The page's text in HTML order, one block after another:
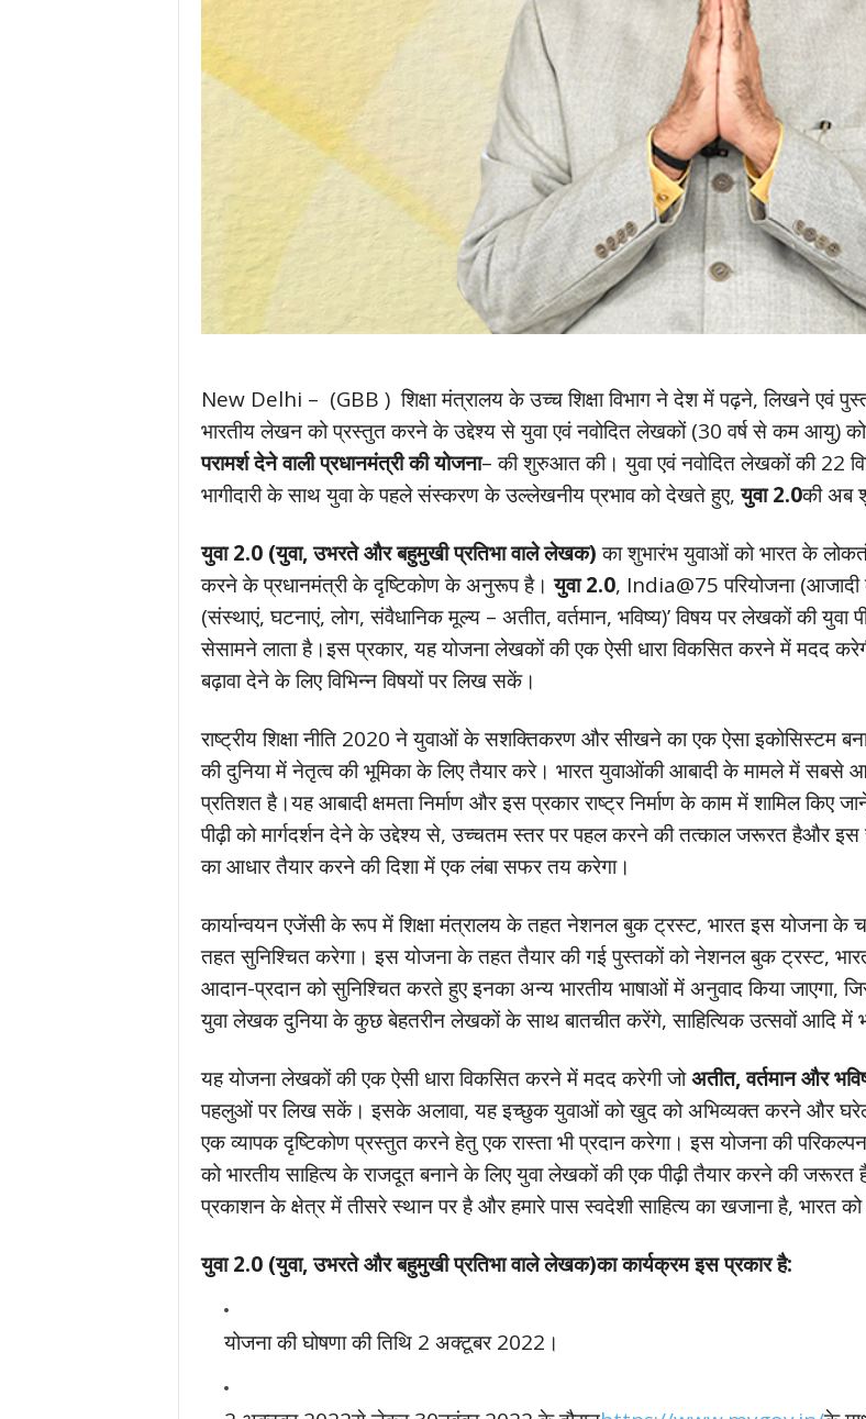
New Delhi – (GBB ) शिक्षा मंत्रालय के उच्च शिक्षा विभाग ने देश में पढ़ने, लिखने एवं
भारतीय लेखन को प्रस्तुत करने के उद्देश्य से युवा एवं नवोदित लेखकों (30 वर्ष से कम आयु)
परामर्श देने वाली प्रधानमंत्री की योजना– की शुरुआत की। युवा एवं नवोदित लेखकों की 22
भागीदारी के साथ युवा के पहले संस्करण के उल्लेखनीय प्रभाव को देखते हुए,युवा 2.0की अब
युवा 2.0 (युवा, उभरते और बहुमुखी प्रतिभा वाले लेखक)का शुभारंभ युवाओं को भारत के
करने के प्रधानमंत्री के दृष्टिकोण के अनुरूप है।युवा 2.0, India@75 परियोजना (आजादी
(संस्थाएं, घटनाएं, लोग, संवैधानिक मूल्य – अतीत, वर्तमान, भविष्य)’ विषय पर लेखकों की
सेसामने लाता है।इस प्रकार, यह योजना लेखकों की एक ऐसी धारा विकसित करने में मदद
बढ़ावा देने के लिए विभिन्न विषयों पर लिख सकें।
राष्ट्रीय शिक्षा नीति 2020 ने युवाओं के सशक्तिकरण और सीखने का एक ऐसा इकोसिस्टम बनाने
की दुनिया में नेतृत्व की भूमिका के लिए तैयार करे। भारत युवाओंकी आबादी के मामले में
प्रतिशत है।यह आबादी क्षमता निर्माण और इस प्रकार राष्ट्र निर्माण के काम में शामिल किए
पीढ़ी को मार्गदर्शन देने के उद्देश्य से, उच्चतम स्तर पर पहल करने की तत्काल जरूरत हैऔर
का आधार तैयार करने की दिशा में एक लंबा सफर तय करेगा।
कार्यान्वयन एजेंसी के रूप में शिक्षा मंत्रालय के तहत नेशनल बुक ट्रस्ट, भारत इस योजना के
तहत सुनिश्चित करेगा। इस योजना के तहत तैयार की गई पुस्तकों को नेशनल बुक ट्रस्ट, भारत
आदान-प्रदान को सुनिश्चित करते हुए इनका अन्य भारतीय भाषाओं में अनुवाद किया जाएगा,
युवा लेखक दुनिया के कुछ बेहतरीन लेखकों के साथ बातचीत करेंगे, साहित्यिक उत्सवों आदि में
यह योजना लेखकों की एक ऐसी धारा विकसित करने में मदद करेगी जोअतीत, वर्तमान और
पहलुओं पर लिख सकें। इसके अलावा, यह इच्छुक युवाओं को खुद को अभिव्यक्त करने और घरेलू
एक व्यापक दृष्टिकोण प्रस्तुत करने हेतु एक रास्ता भी प्रदान करेगा। इस योजना की
को भारतीय साहित्य के राजदूत बनाने के लिए युवा लेखकों की एक पीढ़ी तैयार करने की
प्रकाशन के क्षेत्र में तीसरे स्थान पर है और हमारे पास स्वदेशी साहित्य का खजाना है, भारत
युवा 2.0 (युवा, उभरते और बहुमुखी प्रतिभा वाले लेखक)का कार्यक्रम इस प्रकार है:
योजना की घोषणा की तिथि 2 अक्टूबर 2022।